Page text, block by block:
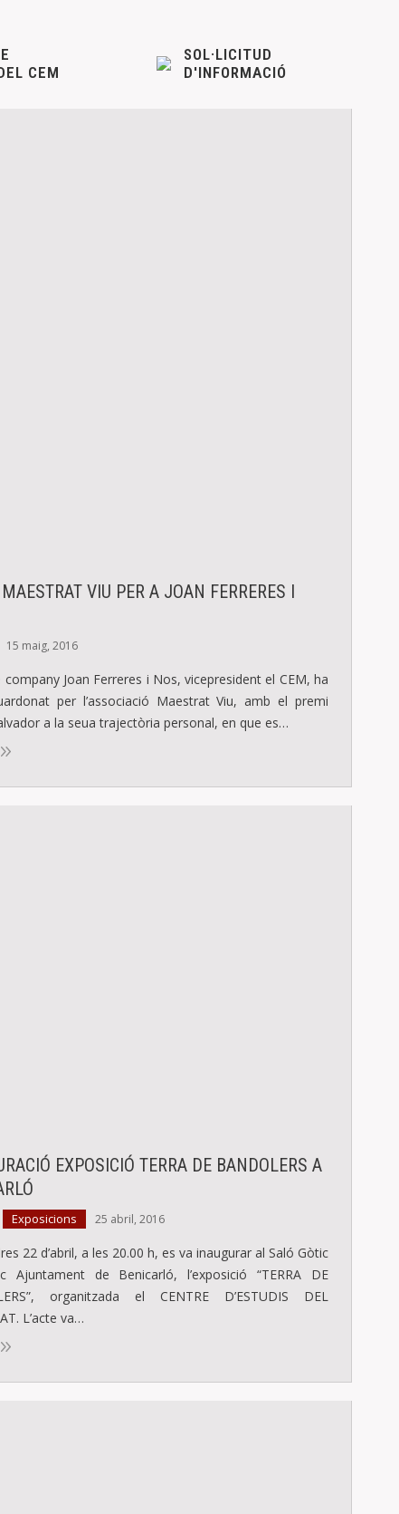
CEM
SOL·LICITUD
D'INFORMACIÓ
VIU PER A JOAN FERRERES I
15 maig, 2016
company Joan Ferreres i Nos, vicepresident el CEM, ha
per l’associació Maestrat Viu, amb el premi
a la seua trajectòria personal, en que es…
EXPOSICIÓ TERRA DE BANDOLERS A
Exposicions 25 abril, 2016
22 d’abril, a les 20.00 h, es va inaugurar al Saló Gòtic
Ajuntament de Benicarló, l’exposició “TERRA DE
organitzada el CENTRE D’ESTUDIS DEL
L’acte va…